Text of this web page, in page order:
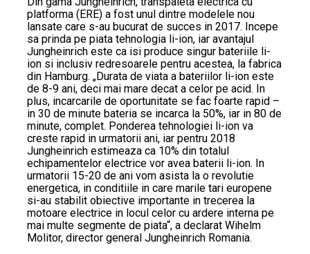
platforma (ERE) a fost unul dintre modelele nou
lansate care s-au bucurat de succes in 2017. Incepe
sa prinda pe piata tehnologia li-ion, iar avantajul
Jungheinrich este ca isi produce singur bateriile li-
ion si inclusiv redresoarele pentru acestea, la fabrica
din Hamburg. „Durata de viata a bateriilor li-ion este
de 8-9 ani, deci mai mare decat a celor pe acid. In
plus, incarcarile de oportunitate se fac foarte rapid –
in 30 de minute bateria se incarca la 50%, iar in 80 de
minute, complet. Ponderea tehnologiei li-ion va
creste rapid in urmatorii ani, iar pentru 2018
Jungheinrich estimeaza ca 10% din totalul
echipamentelor electrice vor avea baterii li-ion. In
urmatorii 15-20 de ani vom asista la o revolutie
energetica, in conditiile in care marile tari europene
si-au stabilit obiective importante in trecerea la
motoare electrice in locul celor cu ardere interna pe
mai multe segmente de piata“, a declarat Wihelm
Molitor, director general Jungheinrich Romania.